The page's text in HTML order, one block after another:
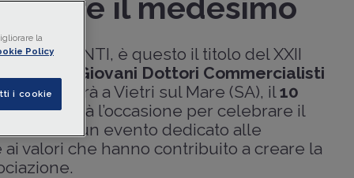
il medesimo
è questo il titolo del XXII
Giovani Dottori Commercialisti
che si terrà a Vietri sul Mare (SA), il10
Hotel. Sarà l’occasione per celebrare il
con un evento dedicato alle
valori che hanno contribuito a creare la
la
Policy
i cookie